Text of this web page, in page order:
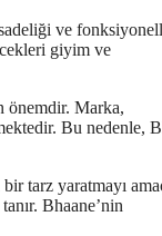
sadeliği ve
giyim ve
önemdir. Marka,
Bu nedenle,
tarz yaratmayı
Bhaane’nin